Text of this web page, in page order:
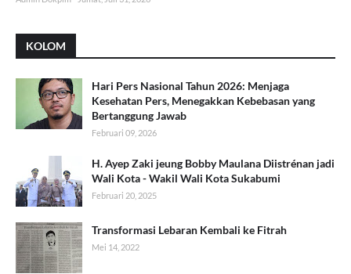
KOLOM
Hari Pers Nasional Tahun 2026: Menjaga
Kesehatan Pers, Menegakkan Kebebasan yang
Bertanggung Jawab
Februari 09, 2026
H. Ayep Zaki jeung Bobby Maulana Diistrénan jadi
Wali Kota - Wakil Wali Kota Sukabumi
Februari 20, 2025
Transformasi Lebaran Kembali ke Fitrah
Mei 14, 2022